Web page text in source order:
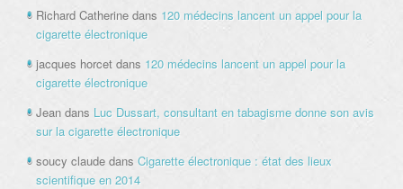
Richard Catherine dans 120 médecins lancent un appel pour la
cigarette électronique
jacques horcet dans 120 médecins lancent un appel pour la
cigarette électronique
Jean dans Luc Dussart, consultant en tabagisme donne son avis
sur la cigarette électronique
soucy claude dans Cigarette électronique : état des lieux
scientifique en 2014